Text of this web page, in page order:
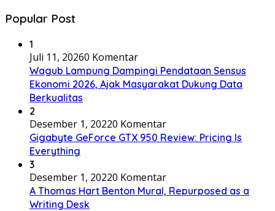
Popular Post
1
Juli 11, 20260 Komentar
Wagub Lampung Dampingi Pendataan Sensus
Ekonomi 2026, Ajak Masyarakat Dukung Data
Berkualitas
2
Desember 1, 20220 Komentar
Gigabyte GeForce GTX 950 Review: Pricing Is
Everything
3
Desember 1, 20220 Komentar
A Thomas Hart Benton Mural, Repurposed as a
Writing Desk